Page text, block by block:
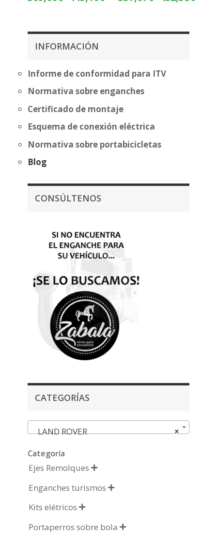
INFORMACIÓN
Informe de conformidad para ITV
Normativa sobre enganches
Certificado de montaje
Esquema de conexión eléctrica
Normativa sobre portabicicletas
Blog
CONSÚLTENOS
CATEGORÍAS
×
LAND ROVER
Categoría
Ejes Remolques 
Enganches turismos 
Kits elétricos 
Portaperros sobre bola 